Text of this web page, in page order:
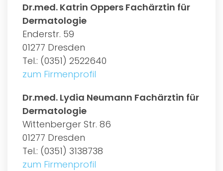
Dr.med. Katrin Oppers Fachärztin für
Dermatologie
Enderstr. 59
01277 Dresden
Tel.: (0351) 2522640
zum Firmenprofil
Dr.med. Lydia Neumann Fachärztin für
Dermatologie
Wittenberger Str. 86
01277 Dresden
Tel.: (0351) 3138738
zum Firmenprofil